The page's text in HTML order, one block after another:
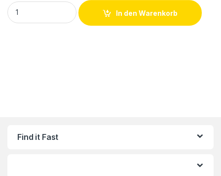
Sang-A GPW 1006 Y-Steckverbindung VPE 5 Stk. quantity
In den Warenkorb
Find it Fast